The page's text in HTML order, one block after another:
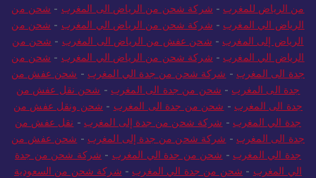
من الرياض للمغرب - شركة شحن من الرياض الى المغرب - شحن من
الرياض الي المغرب - شركة شحن من الرياض الي المغرب - شحن من
الرياض إلى المغرب - شحن عفش من الرياض الى المغرب - شحن من
الرياض الي المغرب - شركة شحن من الرياض الي المغرب - شحن من
جدة الى المغرب - شركة شحن من جدة الي المغرب - شحن عفش من
جدة الى المغرب - شحن من جدة الى المغرب - شحن نقل عفش من
جدة الى المغرب - شحن من جدة الى المغرب - شحن ونقل عفش من
جدة الي المغرب - شركة شحن من جدة إلى المغرب - نقل عفش من
جدة الى المغرب - شركة شحن من جدة إلى المغرب - شحن عفش من
جدة الي المغرب - شحن من جدة الي المغرب - شركة شحن من جدة
الي المغرب - شحن من جدة الي المغرب - شركة شحن من السعودية